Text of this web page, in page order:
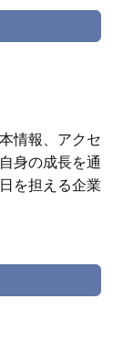
情報、アクセ
身の成長を通
を担える企業